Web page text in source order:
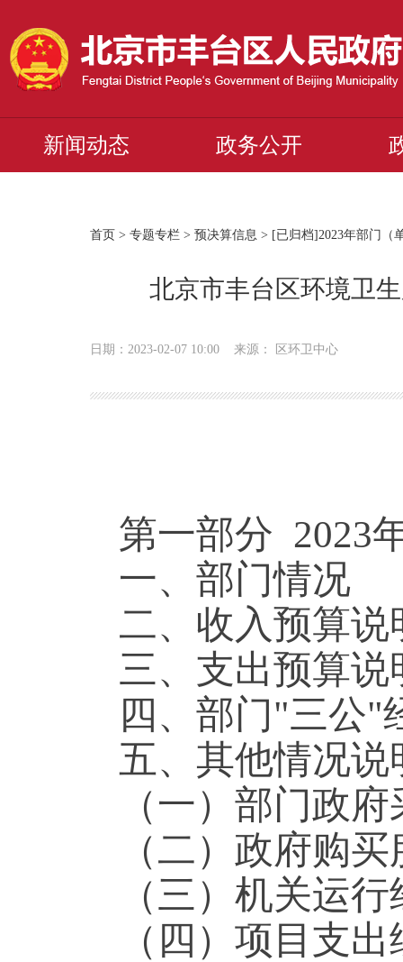
新闻动态 政务公开
首页 > 专题专栏> 预决算信息 > [已归档]2023年部门（
北京市丰台区环境卫
日期：2023-02-07 10:00 来源： 区环卫中心
第一部分
一、部门情况
二、收入预算
三、支出预算
四、部门"三
五、其他情况
（一）部门政
（二）政府购
（三）机关运
（四）项目支